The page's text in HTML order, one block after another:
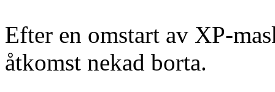
Efter en omstart av XP-
åtkomst nekad borta.